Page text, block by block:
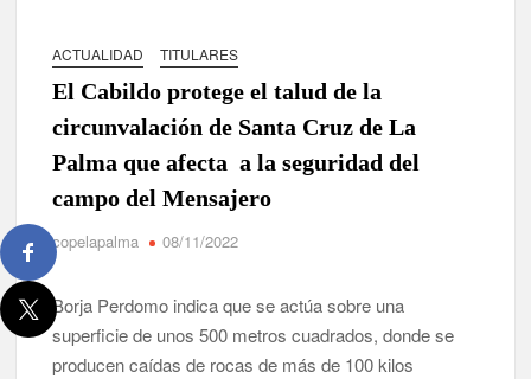
ACTUALIDAD TITULARES
El Cabildo protege el talud de la
circunvalación de Santa Cruz de La
Palma que afecta a la seguridad del
campo del Mensajero
copelapalma 08/11/2022
Borja Perdomo indica que se actúa sobre una
superficie de unos 500 metros cuadrados, donde se
producen caídas de rocas de más de 100 kilos